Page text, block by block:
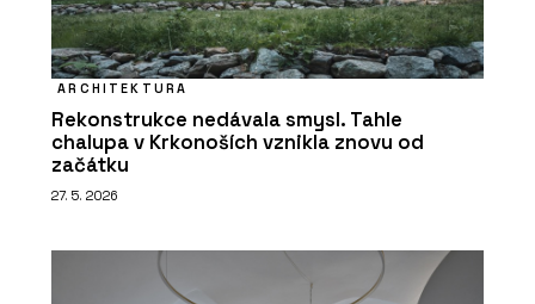
ARCHITEKTURA
Rekonstrukce nedávala smysl. Tahle
chalupa v Krkonoších vznikla znovu od
začátku
27. 5. 2026